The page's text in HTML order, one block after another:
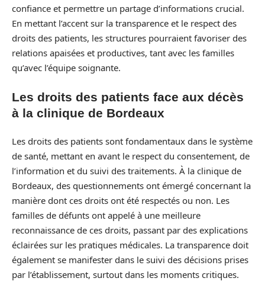
confiance et permettre un partage d’informations crucial.
En mettant l’accent sur la transparence et le respect des
droits des patients, les structures pourraient favoriser des
relations apaisées et productives, tant avec les familles
qu’avec l’équipe soignante.
Les droits des patients face aux décès
à la clinique de Bordeaux
Les droits des patients sont fondamentaux dans le système
de santé, mettant en avant le respect du consentement, de
l’information et du suivi des traitements. À la clinique de
Bordeaux, des questionnements ont émergé concernant la
manière dont ces droits ont été respectés ou non. Les
familles de défunts ont appelé à une meilleure
reconnaissance de ces droits, passant par des explications
éclairées sur les pratiques médicales. La transparence doit
également se manifester dans le suivi des décisions prises
par l’établissement, surtout dans les moments critiques.